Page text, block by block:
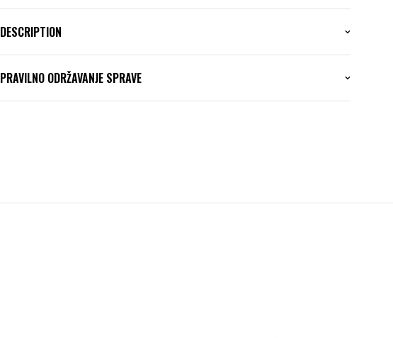
DESCRIPTION
PRAVILNO ODRŽAVANJE SPRAVE